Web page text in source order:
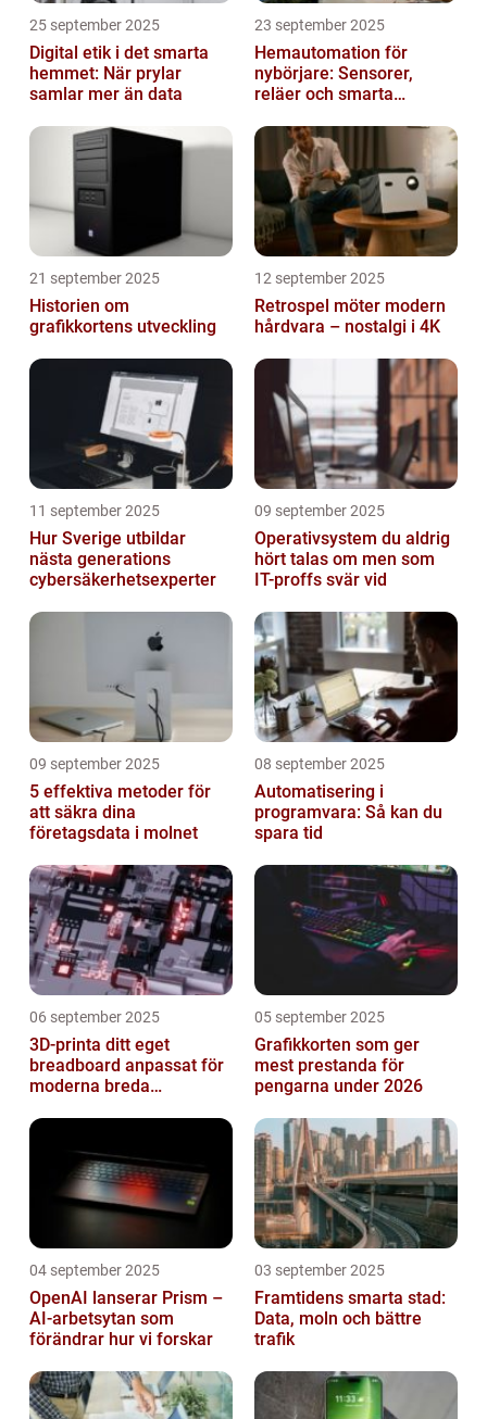
25 september 2025
Digital etik i det smarta
hemmet: När prylar
samlar mer än data
23 september 2025
Hemautomation för
nybörjare: Sensorer,
reläer och smarta
21 september 2025
Historien om
grafikkortens utveckling
12 september 2025
Retrospel möter modern
hårdvara – nostalgi i 4K
11 september 2025
Hur Sverige utbildar
nästa generations
cybersäkerhetsexperter
09 september 2025
Operativsystem du aldrig
hört talas om men som
IT-proffs svär vid
09 september 2025
5 effektiva metoder för
att säkra dina
företagsdata i molnet
08 september 2025
Automatisering i
programvara: Så kan du
spara tid
06 september 2025
3D-printa ditt eget
breadboard anpassat för
moderna breda
05 september 2025
Grafikkorten som ger
mest prestanda för
pengarna under 2026
04 september 2025
OpenAI lanserar Prism –
AI-arbetsytan som
förändrar hur vi forskar
03 september 2025
Framtidens smarta stad:
Data, moln och bättre
trafik